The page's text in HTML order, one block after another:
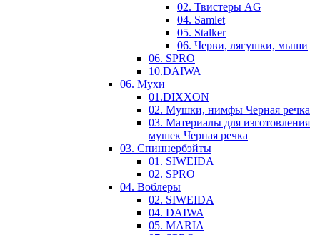
02. Твистеры AG
04. Samlet
05. Stalker
06. Черви, лягушки, мыши
06. SPRO
10.DAIWA
06. Мухи
01.DIXXON
02. Мушки, нимфы Черная речка
03. Материалы для изготовления
мушек Черная речка
03. Cпиннербэйты
01. SIWEIDA
02. SPRO
04. Воблеры
02. SIWEIDA
04. DAIWA
05. MARIA